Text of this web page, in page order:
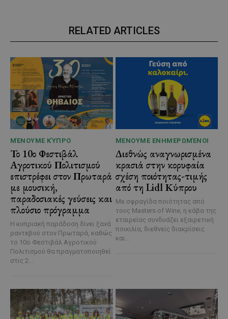
RELATED ARTICLES
ΜΈΝΟΥΜΕ ΚΎΠΡΟ
Το 10ο Φεστιβάλ
Αγροτικού Πολιτισμού
επιστρέφει στον Πρωταρά
με μουσική,
παραδοσιακές γεύσεις και
πλούσιο πρόγραμμα
Η κυπριακή παράδοση δίνει ξανά
ραντεβού στον Πρωταρά, καθώς
το 10ο Φεστιβάλ Αγροτικού
Πολιτισμού θα πραγματοποιηθεί
στις 2...
ΜΈΝΟΥΜΕ ΕΝΗΜΕΡΩΜΈΝΟΙ
Διεθνώς αναγνωρισμένα
κρασιά στην κορυφαία
σχέση ποιότητας-τιμής
από τη Lidl Κύπρου
Με σφραγίδα ποιότητας από
τους Masters of Wine, η κάβα της
εταιρείας συνδυάζει εξαιρετική
ποικιλία, διεθνείς διακρίσεις
και...